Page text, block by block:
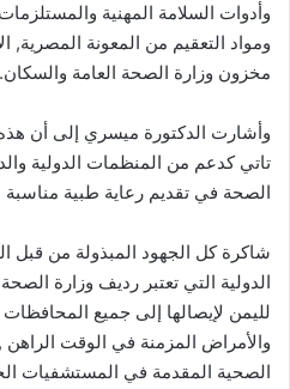
وأدوات السلامة المهنية
ومواد التعقيم من المعونة المصرية,
مخزون وزارة الصحة العامة والسكان.
وأشارت الدكتورة ميسري إلى أن هذه
تاتي كدعم من المنظمات الدولية
الصحة في تقديم رعاية طبية مناسبة
شاكرة كل الجهود المبذولة من قبل
الدولية التي تعتبر رديف وزارة
لليمن لإيصالها إلى جميع المحافظات
والأمراض المزمنة في الوقت
الصحية المقدمة في المستشفيات